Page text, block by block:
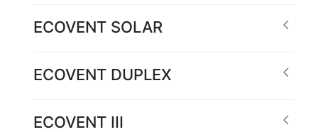
ECOVENT SOLAR
ECOVENT DUPLEX
ECOVENT III